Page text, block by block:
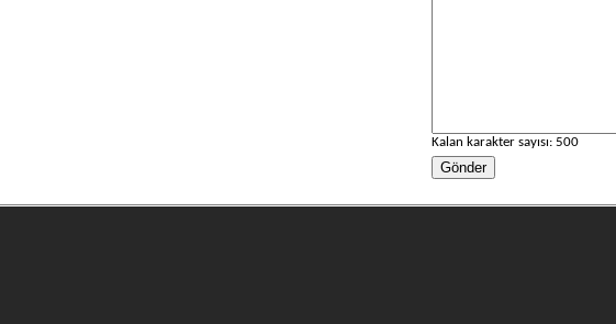
Kalan karakter sayısı: 500